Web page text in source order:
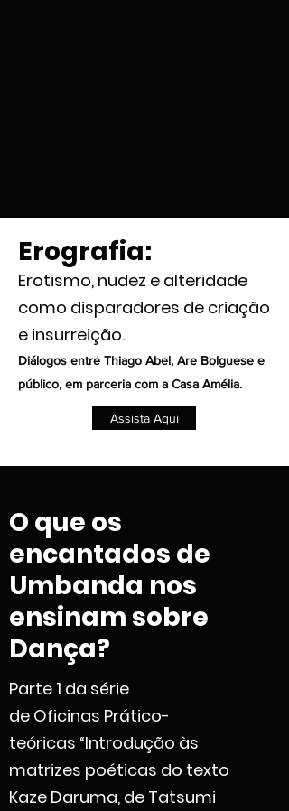
Erografia:
Erotismo, nudez e alteridade
como disparadores de criação
e insurreição.
Diálogos entre Thiago Abel, Are Bolguese e
público, em parceria com a Casa Amélia.
Assista Aqui
O que os
encantados de
Umbanda nos
ensinam sobre
Dança?
Parte 1 da série
de Oficinas Prático-
teóricas “Introdução às
matrizes poéticas do texto
Kaze Daruma, de Tatsumi